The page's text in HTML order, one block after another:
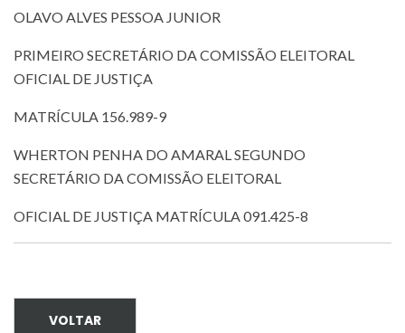
OLAVO ALVES PESSOA JUNIOR
PRIMEIRO SECRETÁRIO DA COMISSÃO ELEITORAL
OFICIAL DE JUSTIÇA
MATRÍCULA 156.989-9
WHERTON PENHA DO AMARAL SEGUNDO
SECRETÁRIO DA COMISSÃO ELEITORAL
OFICIAL DE JUSTIÇA MATRÍCULA 091.425-8
VOLTAR